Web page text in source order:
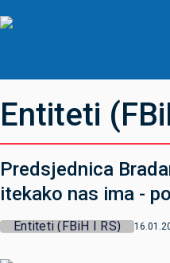
Entiteti
Predsjednica
itekako nas ima -
Entiteti (FBiH I RS)